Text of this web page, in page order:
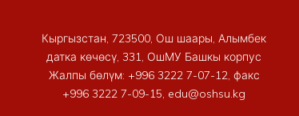
Кыргызстан, 723500, Ош шаары, Алымбек
датка көчөсү, 331, ОшМУ Башкы корпус
Жалпы бөлүм: +996 3222 7-07-12, факс
+996 3222 7-09-15, edu@oshsu.kg